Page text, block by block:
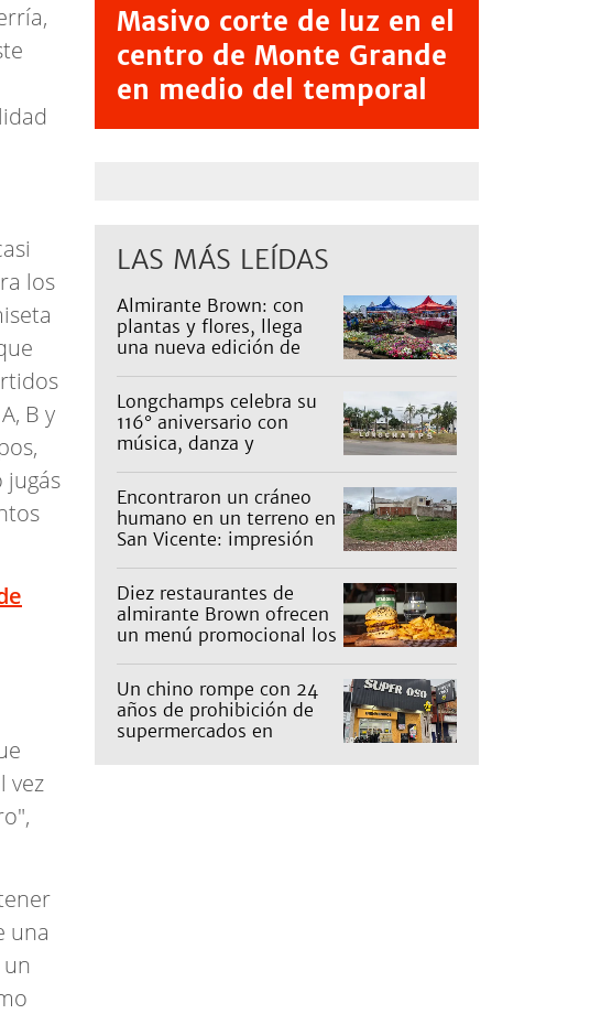
los
B y
jugás
vez
una
Masivo corte de luz en el
centro de Monte Grande
en medio del temporal
LAS MÁS LEÍDAS
Almirante Brown: con
plantas y flores, llega
una nueva edición de
Longchamps celebra su
116° aniversario con
música, danza y
familia
Encontraron un cráneo
humano en un terreno en
San Vicente: impresión
Diez restaurantes de
almirante Brown ofrecen
un menú promocional los
qué precios tienen
Un chino rompe con 24
años de prohibición de
supermercados en